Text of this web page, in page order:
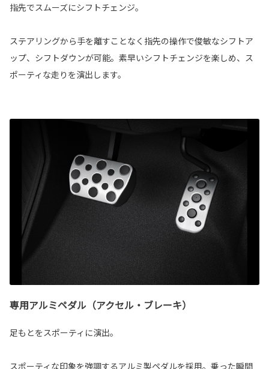
指先でスムーズにシフトチェンジ。
ステアリングから手を離すことなく指先の操作で俊敏なシフトア
ップ、シフトダウンが可能。素早いシフトチェンジを楽しめ、ス
ポーティな走りを演出します。
専用アルミペダル（アクセル・ブレーキ）
足もとをスポーティに演出。
スポーティな印象を強調するアルミ製ペダルを採用。乗った瞬間